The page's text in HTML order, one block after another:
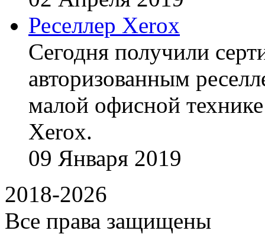
Реселлер Xerox
Сегодня получили
авторизованным
малой офисной
Xerox.
09 Января 2019
2018-2026
Все права защищены